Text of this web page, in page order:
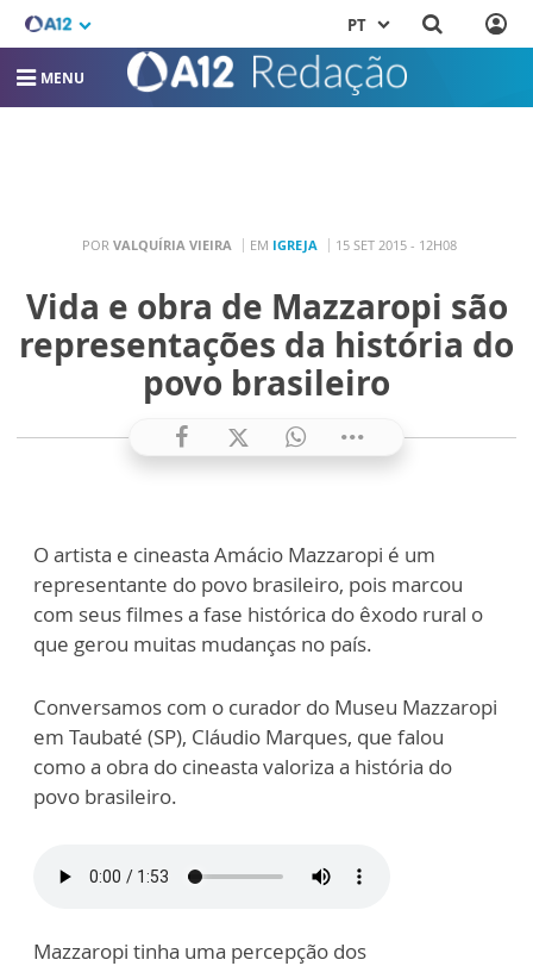
PT
MENU
POR VALQUÍRIA VIEIRA EM IGREJA 15 SET 2015 - 12H08
Vida e obra de Mazzaropi são
representações da história do
povo brasileiro
O artista e cineasta Amácio Mazzaropi é um
representante do povo brasileiro, pois marcou
com seus filmes a fase histórica do êxodo rural o
que gerou muitas mudanças no país.
Conversamos com o curador do Museu Mazzaropi
em Taubaté (SP), Cláudio Marques, que falou
como a obra do cineasta valoriza a história do
povo brasileiro.
Mazzaropi tinha uma percepção dos